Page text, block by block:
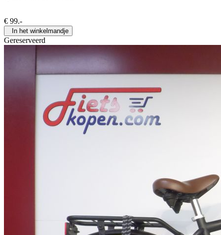
€ 99.-
In het winkelmandje
Gereserveerd